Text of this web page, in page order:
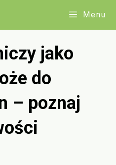
Menu
jako
do
– poznaj